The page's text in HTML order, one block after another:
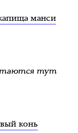
манси
тут
конь